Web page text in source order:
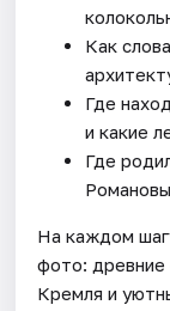
Как
Где
и какие
Где
На каждом
фото: древние
Кремля и